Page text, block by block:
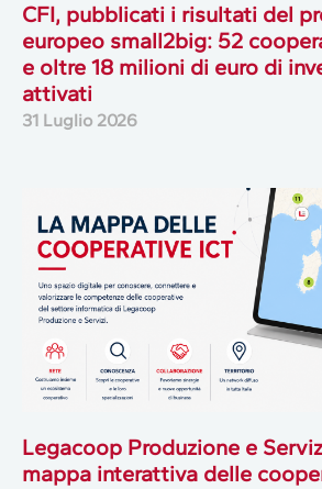
CFI, pubblicati i risultati del
europeo small2big: 52
e oltre 18 milioni di euro di
attivati
31 Luglio 2026
Legacoop Produzione e
mappa interattiva delle